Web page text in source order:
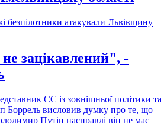
безпілотники атакували Львівщину
зацікавлений", -
ЄС із зовнішньої політики та
Боррель висловив думку про те, що
Путін насправді він не має